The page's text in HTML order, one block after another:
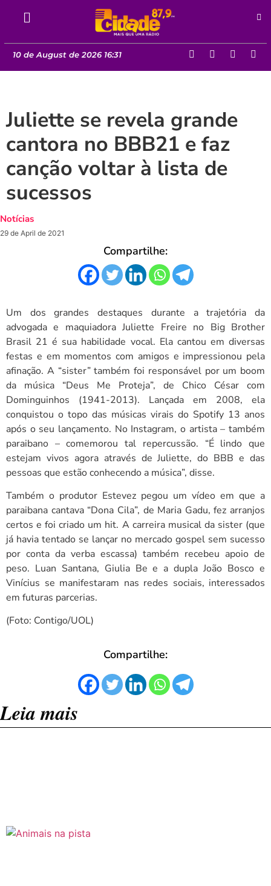
10 de August de 2026 16:31
Juliette se revela grande
cantora no BBB21 e faz
canção voltar à lista de
sucessos
Notícias
29 de April de 2021
Compartilhe:
Um dos grandes destaques durante a trajetória da
advogada e maquiadora Juliette Freire no Big Brother
Brasil 21 é sua habilidade vocal. Ela cantou em diversas
festas e em momentos com amigos e impressionou pela
afinação. A “sister” também foi responsável por um boom
da música “Deus Me Proteja”, de Chico César com
Dominguinhos (1941-2013). Lançada em 2008, ela
conquistou o topo das músicas virais do Spotify 13 anos
após o seu lançamento. No Instagram, o artista – também
paraibano – comemorou tal repercussão. “É lindo que
estejam vivos agora através de Juliette, do BBB e das
pessoas que estão conhecendo a música”, disse.
Também o produtor Estevez pegou um vídeo em que a
paraibana cantava “Dona Cila”, de Maria Gadu, fez arranjos
certos e foi criado um hit. A carreira musical da sister (que
já havia tentado se lançar no mercado gospel sem sucesso
por conta da verba escassa) também recebeu apoio de
peso. Luan Santana, Giulia Be e a dupla João Bosco e
Vinícius se manifestaram nas redes sociais, interessados
em futuras parcerias.
(Foto: Contigo/UOL)
Compartilhe:
Leia mais